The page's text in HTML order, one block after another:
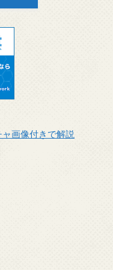
画像付きで解説